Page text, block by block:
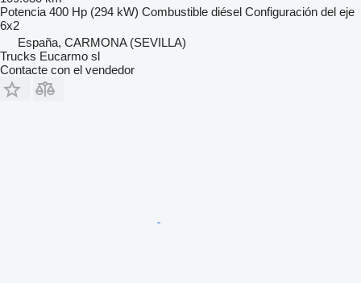
Potencia 400 Hp (294 kW) Combustible diésel Configuración del eje
6x2
España, CARMONA (SEVILLA)
Trucks Eucarmo sl
Contacte con el vendedor